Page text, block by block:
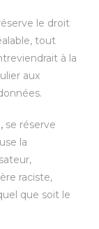
le droit
tout
à la
aux
se réserve
la
raciste,
que soit le